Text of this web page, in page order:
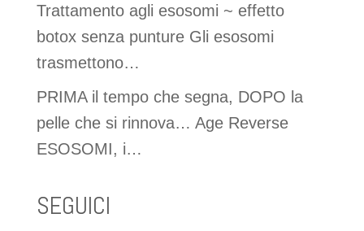
Trattamento agli esosomi ~ effetto
botox senza punture Gli esosomi
trasmettono…
PRIMA il tempo che segna, DOPO la
pelle che si rinnova… Age Reverse
ESOSOMI, i…
SEGUICI